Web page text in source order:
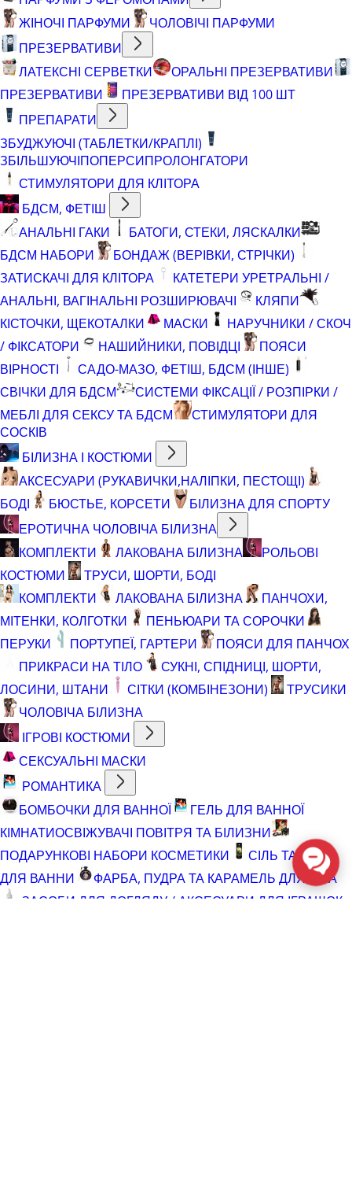
ЖІНОЧІ ПАРФУМИ
ЧОЛОВІЧІ ПАРФУМИ
ПРЕЗЕРВАТИВИ
ЛАТЕКСНІ СЕРВЕТКИ
ОРАЛЬНІ ПРЕЗЕРВАТИВИ
ПРЕЗЕРВАТИВИ
ПРЕЗЕРВАТИВИ ВІД 100 ШТ
ПРЕПАРАТИ
ЗБУДЖУЮЧІ (ТАБЛЕТКИ/КРАПЛІ)
ЗБІЛЬШУЮЧІПОПЕРСИПРОЛОНГАТОРИ
СТИМУЛЯТОРИ ДЛЯ КЛІТОРА
БДСМ, ФЕТІШ
АНАЛЬНІ ГАКИ
БАТОГИ, СТЕКИ, ЛЯСКАЛКИ
БДСМ НАБОРИ
БОНДАЖ (ВЕРІВКИ, СТРІЧКИ)
ЗАТИСКАЧІ ДЛЯ КЛІТОРА
КАТЕТЕРИ УРЕТРАЛЬНІ /
АНАЛЬНІ, ВАГІНАЛЬНІ РОЗШИРЮВАЧІ
КЛЯПИ
КІСТОЧКИ, ЩЕКОТАЛКИ
МАСКИ
НАРУЧНИКИ / СКОЧ
/ ФІКСАТОРИ
НАШИЙНИКИ, ПОВІДЦІ
ПОЯСИ
ВІРНОСТІ
САДО-МАЗО, ФЕТІШ, БДСМ (ІНШЕ)
СВІЧКИ ДЛЯ БДСМ
СИСТЕМИ ФІКСАЦІЇ / РОЗПІРКИ /
МЕБЛІ ДЛЯ СЕКСУ ТА БДСМ
СТИМУЛЯТОРИ ДЛЯ
СОСКІВ
БІЛИЗНА І КОСТЮМИ
АКСЕСУАРИ (РУКАВИЧКИ,НАЛІПКИ, ПЕСТОЩІ)
БОДІ
БЮСТЬЕ, КОРСЕТИ
БІЛИЗНА ДЛЯ СПОРТУ
ЕРОТИЧНА ЧОЛОВІЧА БІЛИЗНА
КОМПЛЕКТИ
ЛАКОВАНА БІЛИЗНА
РОЛЬОВІ
КОСТЮМИ
ТРУСИ, ШОРТИ, БОДІ
КОМПЛЕКТИ
ЛАКОВАНА БІЛИЗНА
ПАНЧОХИ,
МІТЕНКИ, КОЛГОТКИ
ПЕНЬЮАРИ ТА СОРОЧКИ
ПЕРУКИ
ПОРТУПЕЇ, ГАРТЕРИ
ПОЯСИ ДЛЯ ПАНЧОХ
ПРИКРАСИ НА ТІЛО
СУКНІ, СПІДНИЦІ, ШОРТИ,
ЛОСИНИ, ШТАНИ
СІТКИ (КОМБІНЕЗОНИ)
ТРУСИКИ
ЧОЛОВІЧА БІЛИЗНА
ІГРОВІ КОСТЮМИ
СЕКСУАЛЬНІ МАСКИ
РОМАНТИКА
БОМБОЧКИ ДЛЯ ВАННОЇ
ГЕЛЬ ДЛЯ ВАННОЇ
КІМНАТИОСВІЖУВАЧІ ПОВІТРЯ ТА БІЛИЗНИ
ПОДАРУНКОВІ НАБОРИ КОСМЕТИКИ
СІЛЬ ТА ПІНА
ДЛЯ ВАННИ
ФАРБА, ПУДРА ТА КАРАМЕЛЬ ДЛЯ ТІЛА
ЗАСОБИ ДЛЯ ДОГЛЯДУ / АКСЕСУАРИ ДЛЯ ІГРАШОК